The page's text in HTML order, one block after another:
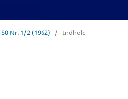
50 Nr. 1/2 (1962) / Indhold